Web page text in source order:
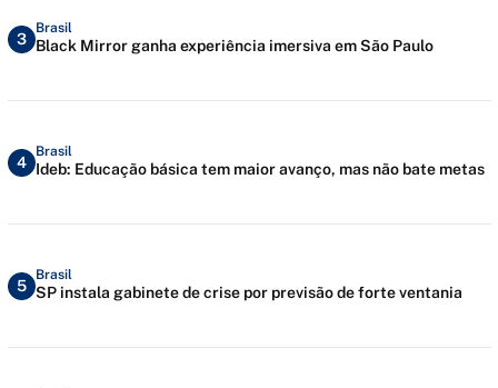
3
Brasil
Black Mirror ganha experiência imersiva em São Paulo
4
Brasil
Ideb: Educação básica tem maior avanço, mas não bate metas
5
Brasil
SP instala gabinete de crise por previsão de forte ventania